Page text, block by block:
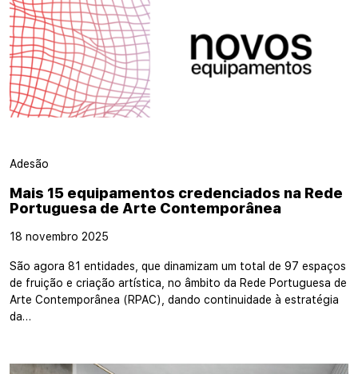
Adesão
Mais 15 equipamentos credenciados na Rede
Portuguesa de Arte Contemporânea
18 novembro 2025
São agora 81 entidades, que dinamizam um total de 97 espaços
de fruição e criação artística, no âmbito da Rede Portuguesa de
Arte Contemporânea (RPAC), dando continuidade à estratégia
da…